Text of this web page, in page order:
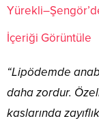
İçeriği Görüntüle
“Lipödemde
daha zordur.
kaslarında